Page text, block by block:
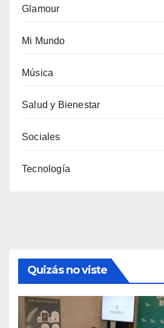
Glamour
Mi Mundo
Música
Salud y Bienestar
Sociales
Tecnología
Quizás no viste